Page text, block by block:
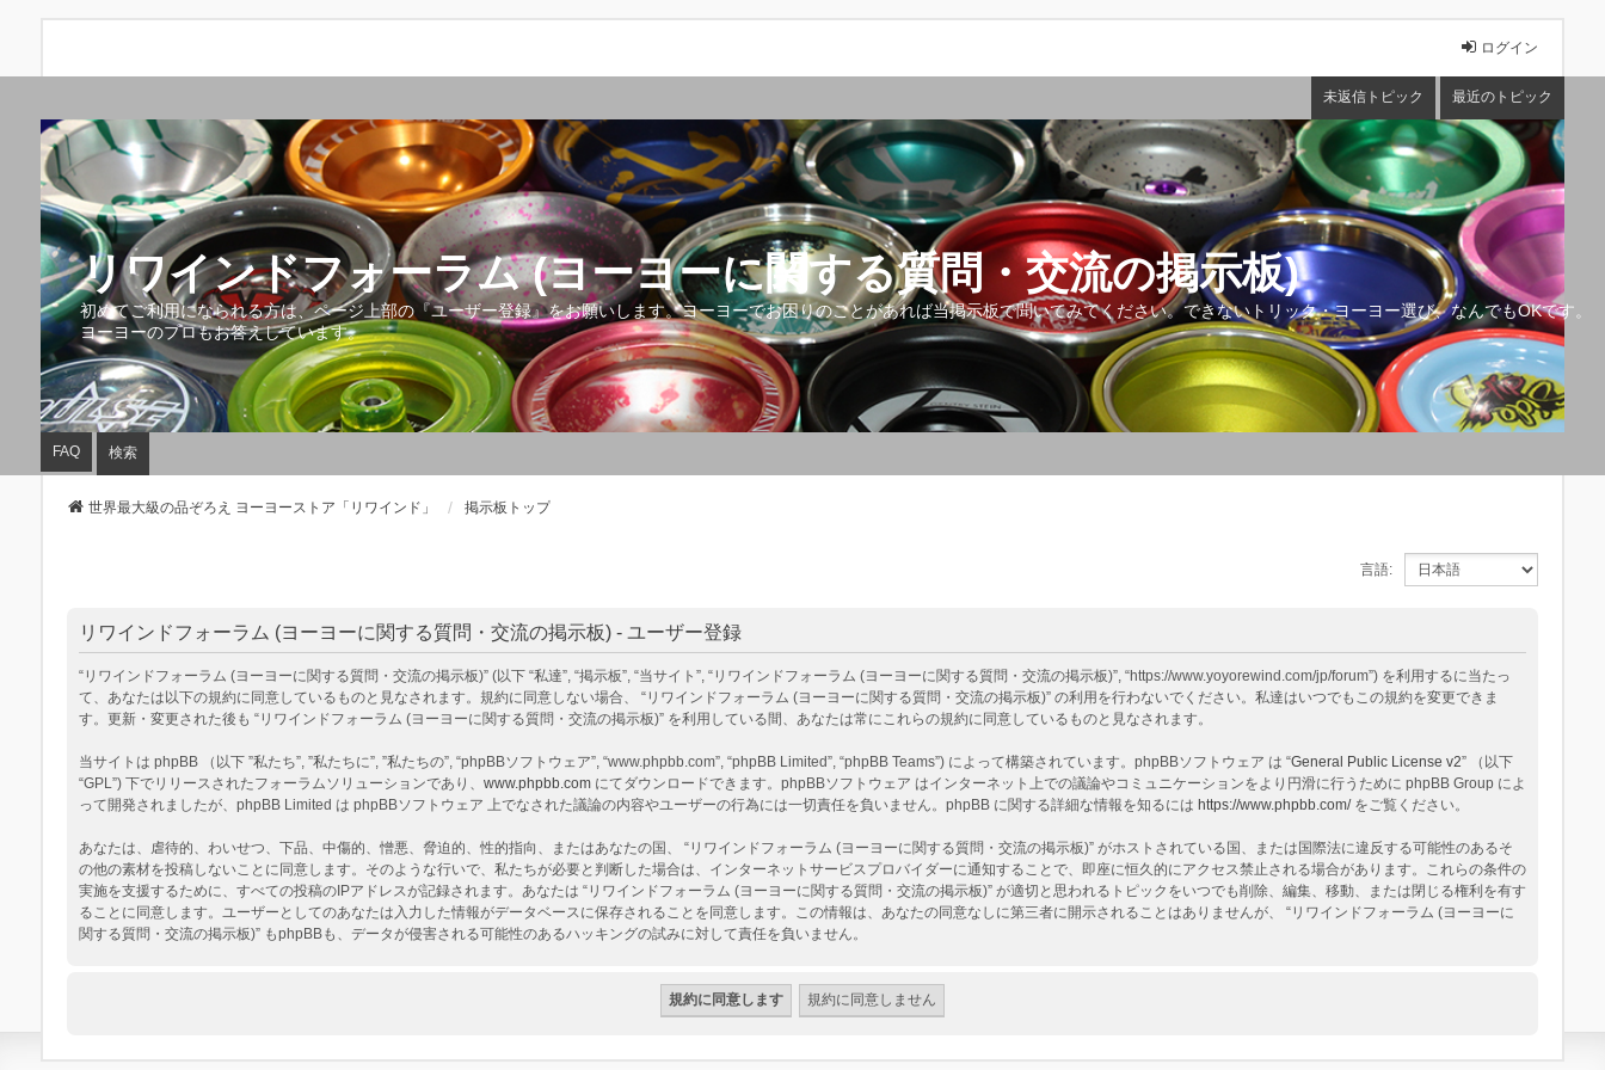
ログイン
未返信トピック 最近のトピック
リワインドフォーラム (ヨーヨーに関する質問・交流の掲示板)
初めてご利用になられる方は、ページ上部の『ユーザー登録』をお願いします。ヨーヨーでお困りのことがあれば当掲示板で聞いてみてください。できないトリック・ヨーヨー選び、なんでもOKです。
ヨーヨーのプロもお答えしています。
FAQ 検索
世界最大級の品ぞろえ ヨーヨーストア「リワインド」 掲示板トップ
言語:
リワインドフォーラム (ヨーヨーに関する質問・交流の掲示板) - ユーザー登録
“リワインドフォーラム (ヨーヨーに関する質問・交流の掲示板)” (以下 “私達”, “掲示板”, “当サイト”, “リワインドフォーラム (ヨーヨーに関する質問・交流の掲示板)”, “https://www.yoyorewind.com/jp/forum”) を利用するに当たっ
て、あなたは以下の規約に同意しているものと見なされます。規約に同意しない場合、 “リワインドフォーラム (ヨーヨーに関する質問・交流の掲示板)” の利用を行わないでください。私達はいつでもこの規約を変更できま
す。更新・変更された後も “リワインドフォーラム (ヨーヨーに関する質問・交流の掲示板)” を利用している間、あなたは常にこれらの規約に同意しているものと見なされます。
当サイトは phpBB （以下 ”私たち”, ”私たちに”, ”私たちの”, “phpBBソフトウェア”, “www.phpbb.com”, “phpBB Limited”, “phpBB Teams”) によって構築されています。phpBBソフトウェア は “General Public License v2” （以下
“GPL”) 下でリリースされたフォーラムソリューションであり、 www.phpbb.comにてダウンロードできます。phpBBソフトウェア はインターネット上での議論やコミュニケーションをより円滑に行うために phpBB Group によ
って開発されましたが、phpBB Limited は phpBBソフトウェア 上でなされた議論の内容やユーザーの行為には一切責任を負いません。phpBB に関する詳細な情報を知るには https://www.phpbb.com/をご覧ください。
あなたは、虐待的、わいせつ、下品、中傷的、憎悪、脅迫的、性的指向、またはあなたの国、 “リワインドフォーラム (ヨーヨーに関する質問・交流の掲示板)” がホストされている国、または国際法に違反する可能性のあるそ
の他の素材を投稿しないことに同意します。そのような行いで、私たちが必要と判断した場合は、インターネットサービスプロバイダーに通知することで、即座に恒久的にアクセス禁止される場合があります。これらの条件の
実施を支援するために、すべての投稿のIPアドレスが記録されます。あなたは “リワインドフォーラム (ヨーヨーに関する質問・交流の掲示板)” が適切と思われるトピックをいつでも削除、編集、移動、または閉じる権利を有す
ることに同意します。ユーザーとしてのあなたは入力した情報がデータベースに保存されることを同意します。この情報は、あなたの同意なしに第三者に開示されることはありませんが、 “リワインドフォーラム (ヨーヨーに
関する質問・交流の掲示板)” もphpBBも、データが侵害される可能性のあるハッキングの試みに対して責任を負いません。